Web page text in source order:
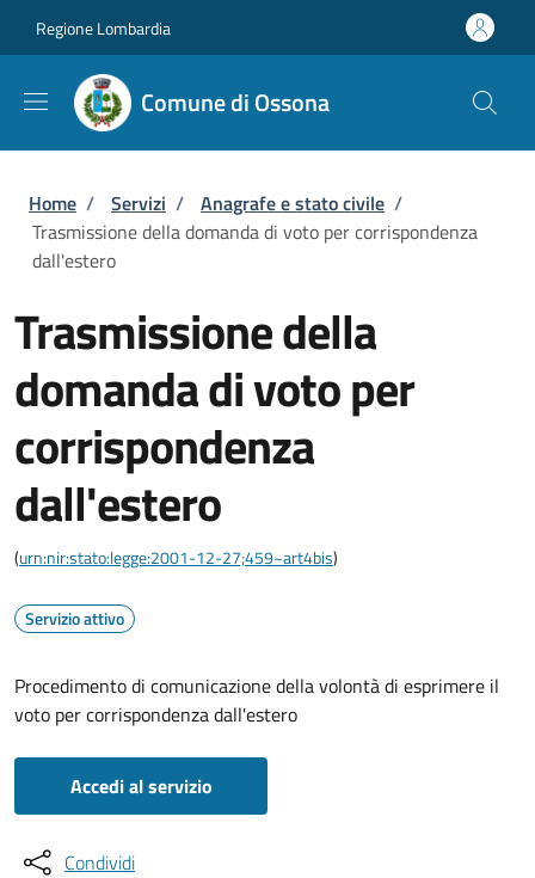
Regione Lombardia
Comune di Ossona
Briciole di pane
Home / Servizi / Anagrafe e stato civile /
Trasmissione della domanda di voto per corrispondenza
dall'estero
Trasmissione della
domanda di voto per
corrispondenza
dall'estero
(urn:nir:stato:legge:2001-12-27;459~art4bis)
Servizio attivo
Procedimento di comunicazione della volontà di esprimere il
voto per corrispondenza dall'estero
Accedi al servizio
Condividi